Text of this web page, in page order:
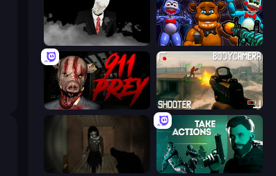
The Dawn of Slenderman FNaF Shooter
911: Prey BodyCamera Shooter
Take Actions